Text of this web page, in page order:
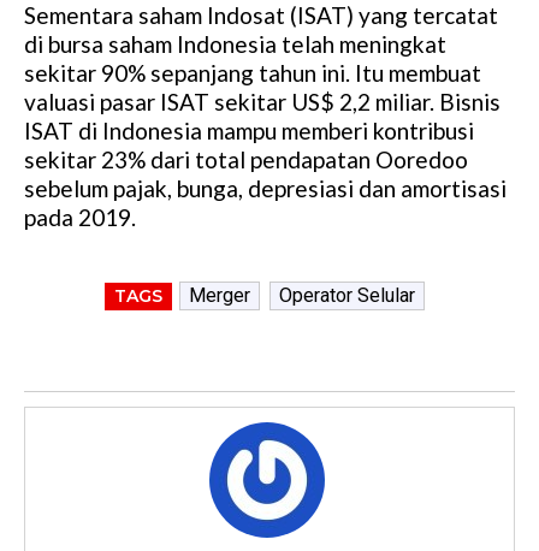
Sementara saham Indosat (ISAT) yang tercatat
di bursa saham Indonesia telah meningkat
sekitar 90% sepanjang tahun ini. Itu membuat
valuasi pasar ISAT sekitar US$ 2,2 miliar. Bisnis
ISAT di Indonesia mampu memberi kontribusi
sekitar 23% dari total pendapatan Ooredoo
sebelum pajak, bunga, depresiasi dan amortisasi
pada 2019.
TAGS Merger Operator Selular